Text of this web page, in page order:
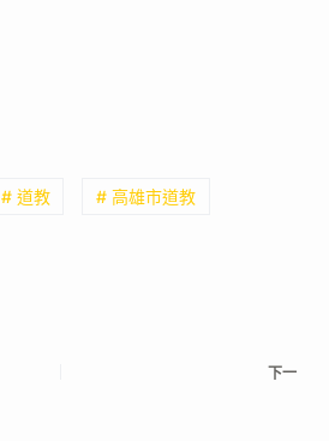
# 道教 # 高雄市道教
下一